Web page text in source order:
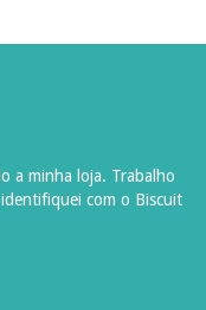
a minha loja. Trabalho
com o Biscuit